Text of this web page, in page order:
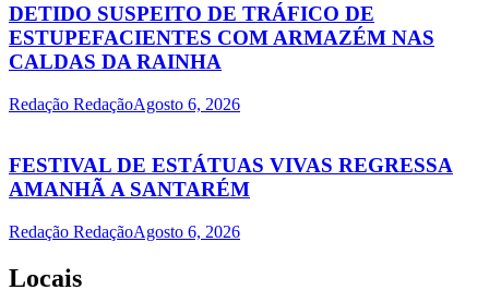
DETIDO SUSPEITO DE TRÁFICO DE
ESTUPEFACIENTES COM ARMAZÉM NAS
CALDAS DA RAINHA
Redação RedaçãoAgosto 6, 2026
FESTIVAL DE ESTÁTUAS VIVAS REGRESSA
AMANHÃ A SANTARÉM
Redação RedaçãoAgosto 6, 2026
Locais